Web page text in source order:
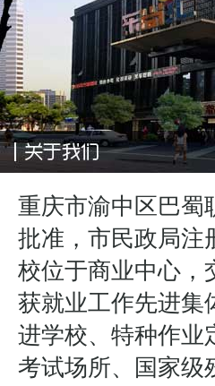
重庆市渝中区巴蜀
批准，市民政局注
校位于商业中心，
获就业工作先进集
进学校、特种作业
考试场所、国家级